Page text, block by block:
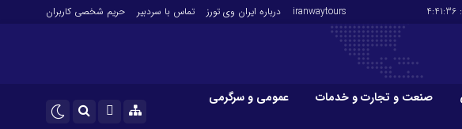
4:41:38
iranwaytours درباره ایران وی تورز تماس با سردبیر حریم شخصی کاربران
صنعت و تجارت و خدمات
عمومی و سرگرمی